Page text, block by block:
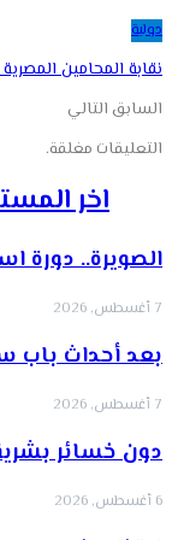
دولية
نقابة المحامين المصرية
السابق التالي
التعليقات مغلقة.
اخر
الصويرة.. دورة
7 أغسطس, 2026
بعد أحداث باب
7 أغسطس, 2026
دون خسائر
6 أغسطس, 2026